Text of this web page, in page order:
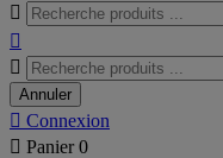



Annuler
 Connexion
 Panier 0